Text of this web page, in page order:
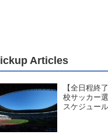
Articles
【全日程終
校サッカー
スケジュール